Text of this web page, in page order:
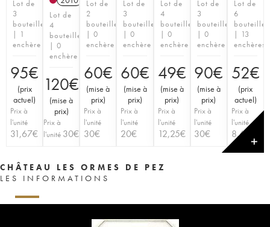
Lot de
3
bouteilles
| 1
enchère
95€
(prix
actuel)
Prix à
l'unité
31,67€
Lot de
4
bouteilles
| 0
enchère
120€
(mise à
prix)
Prix à
l'unité 30€
Lot de
2
bouteilles
| 0
enchère
60€
(mise à
prix)
Prix à
l'unité
30€
Lot de
3
bouteilles
| 0
enchère
60€
(mise à
prix)
Prix à
l'unité
20€
Lot de
4
bouteilles
| 0
enchère
49€
(mise à
prix)
Prix à
l'unité
12,25€
Lot de
3
bouteilles
| 0
enchère
90€
(mise à
prix)
Prix à
l'unité
30€
Lot de
6
bouteilles
| 13
enchères
52€
(prix
actuel)
Prix à
l'unité
8,67
✕
CHÂTEAU LES ORMES DE PEZ
LES INFORMATIONS